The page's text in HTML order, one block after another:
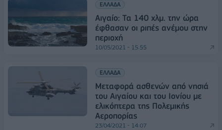
ΕΛΛΑΔΑ
Αιγαίο: Τα 140 χλμ. την ώρα
έφθασαν οι ριπές ανέμου στην
περιοχή
10/05/2021 - 15:55
ΕΛΛΑΔΑ
Μεταφορά ασθενών από νησιά
του Αιγαίου και του Ιονίου με
ελικόπτερα της Πολεμικής
Αεροπορίας
23/04/2021 - 14:07